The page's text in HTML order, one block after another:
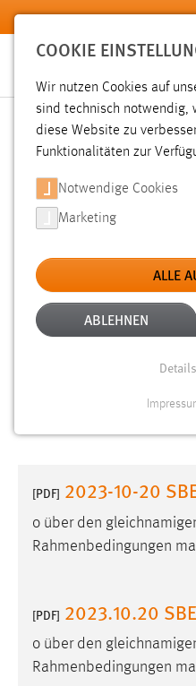
Zum Hauptinhalt springen
SUCHE
Aktive Filter: TYP:
Gesucht nach "moodle".
[PDF] 2023-10-20
o über den
Rahmenbedingungen
[PDF] 2023.10.20
o über den
Rahmenbedingungen
COOKIE
Wir nutzen Cookies auf
sind technisch notwendig,
diese Website zu
Funktionalitäten zur
Notwendige Cookies
Marketing
ALLE
ABLEHNEN
Website erforderlich.
Einverständnis
Zweck:
Dieser
des
Cookie Laufzeit: 1 Jahr